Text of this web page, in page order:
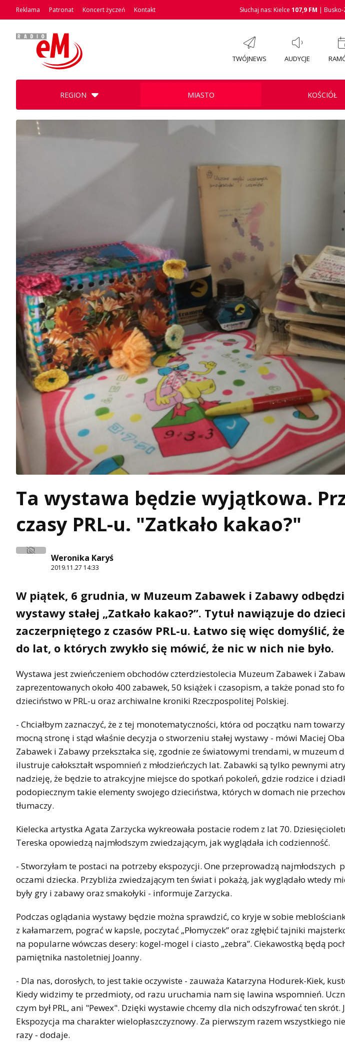
Reklama Patronat Koncert życzeń Kontakt Słuchaj nas: Kielce 107,9 FM |
TWÓJNEWS AUDYCJE
REGION MIASTO KOŚCIÓŁ
Ta wystawa będzie wyjątkowa.
czasy PRL-u. "Zatkało kakao?"
Weronika Karyś
2019.11.27 14:33
W piątek, 6 grudnia, w Muzeum Zabawek i Zabawy
wystawy stałej „Zatkało kakao?”. Tytuł nawiązuje do
zaczerpniętego z czasów PRL-u. Łatwo się więc domyślić,
do lat, o których zwykło się mówić, że nic w nich nie było.
Wystawa jest zwieńczeniem obchodów czterdziestolecia Muzeum Zabawek i
zaprezentowanych około 400 zabawek, 50 książek i czasopism, a także ponad sto
dzieciństwo w PRL-u oraz archiwalne kroniki Rzeczpospolitej Polskiej.
- Chciałbym zaznaczyć, że z tej monotematyczności, która od początku nam
mocną stronę i stąd właśnie decyzja o stworzeniu stałej wystawy - mówi Maciej
Zabawek i Zabawy przekształca się, zgodnie ze światowymi trendami, w muzeum
ilustruje całokształt wspomnień z młodzieńczych lat. Zabawki są tylko pewnymi
nadzieję, że będzie to atrakcyjne miejsce do spotkań pokoleń, gdzie rodzice i
podopiecznym takie elementy swojego dzieciństwa, których w domach nie
tłumaczy.
Kielecka artystka Agata Zarzycka wykreowała postacie rodem z lat 70.
Tereska opowiedzą najmłodszym zwiedzającym, jak wyglądała ich codzienność.
- Stworzyłam te postaci na potrzeby ekspozycji. One przeprowadzą najmłodszych
oczami dziecka. Przybliża zwiedzającym ten świat i pokażą, jak wyglądało wtedy
były gry i zabawy oraz smakołyki - informuje Zarzycka.
Podczas oglądania wystawy będzie można sprawdzić, co kryje w sobie
z kałamarzem, pograć w kapsle, poczytać „Płomyczek” oraz zgłębić tajniki
na popularne wówczas desery: kogel-mogel i ciasto „zebra”. Ciekawostką będą
pamiętnika nastoletniej Joanny.
- Dla nas, dorosłych, to jest takie oczywiste - zauważa Katarzyna Hodurek-Kiek,
Kiedy widzimy te przedmioty, od razu uruchamia nam się lawina wspomnień.
czym był PRL, ani "Pewex". Dzięki wystawie chcemy dla nich odszyfrować ten
Ekspozycja ma charakter wielopłaszczyznowy. Za pierwszym razem wszystkiego
razy - dodaje.